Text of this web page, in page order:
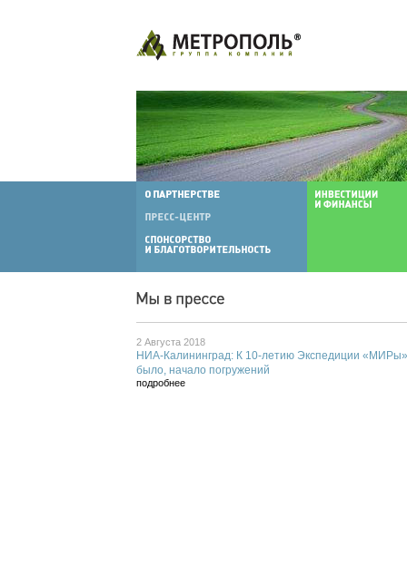
2 Августа 2018
НИА-Калининград: К 10-летию Экспедиции «МИРы»
было, начало погружений
подробнее